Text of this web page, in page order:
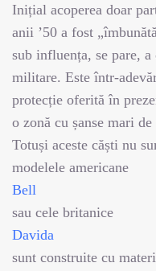
Inițial acoperea doar
anii ’50 a fost
sub influența, se pare,
militare. Este într-
protecție oferită în
o zonă cu șanse mari
Totuși aceste căști nu
modelele americane
Bell
sau cele britanice
Davida
sunt construite cu